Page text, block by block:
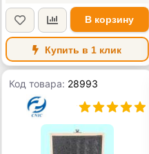
В корзину
Купить в 1 клик
Код товара: 28993